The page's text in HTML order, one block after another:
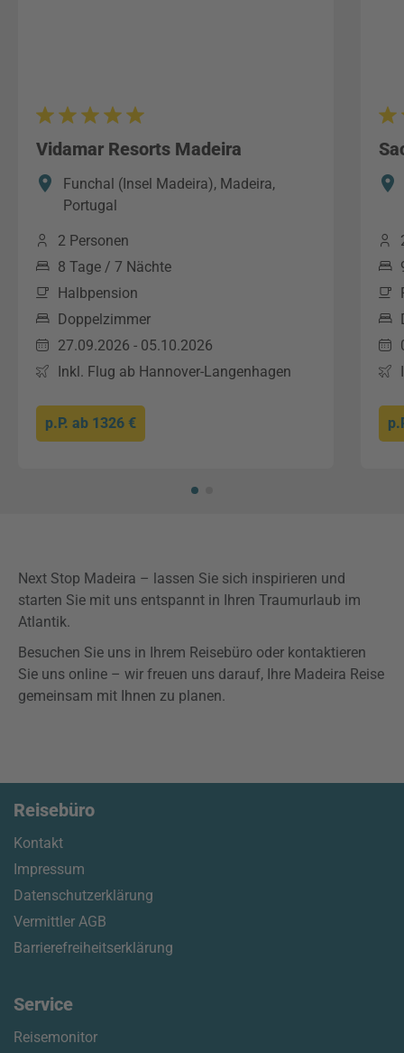
Vidamar Resorts Madeira
Funchal (Insel Madeira), Madeira,
Portugal
2 Personen
8 Tage / 7 Nächte
Halbpension
Doppelzimmer
27.09.2026 - 05.10.2026
Inkl. Flug ab Hannover-Langenhagen
p.P. ab 1326 €
Next Stop Madeira – lassen Sie sich inspirieren und
starten Sie mit uns entspannt in Ihren Traumurlaub im
Atlantik.
Besuchen Sie uns in Ihrem Reisebüro oder kontaktieren
Sie uns online – wir freuen uns darauf, Ihre Madeira Reise
gemeinsam mit Ihnen zu planen.
Reisebüro
Kontakt
Impressum
Datenschutzerklärung
Vermittler AGB
Barrierefreiheitserklärung
Service
Reisemonitor